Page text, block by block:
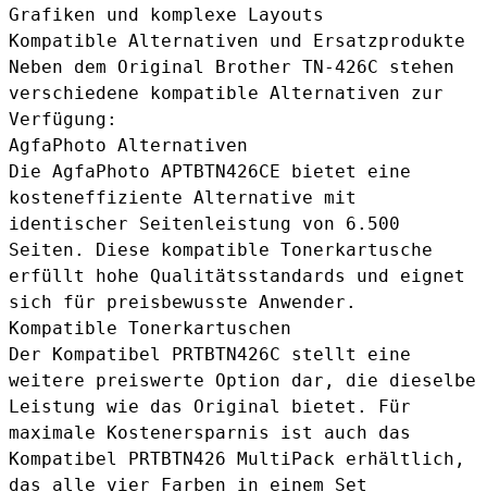
Grafiken und komplexe Layouts
Kompatible Alternativen und Ersatzprodukte
Neben dem Original Brother TN-426C stehen
verschiedene kompatible Alternativen zur
Verfügung:
AgfaPhoto Alternativen
Die AgfaPhoto APTBTN426CE bietet eine
kosteneffiziente Alternative mit
identischer Seitenleistung von 6.500
Seiten. Diese kompatible Tonerkartusche
erfüllt hohe Qualitätsstandards und eignet
sich für preisbewusste Anwender.
Kompatible Tonerkartuschen
Der Kompatibel PRTBTN426C stellt eine
weitere preiswerte Option dar, die dieselbe
Leistung wie das Original bietet. Für
maximale Kostenersparnis ist auch das
Kompatibel PRTBTN426 MultiPack erhältlich,
das alle vier Farben in einem Set